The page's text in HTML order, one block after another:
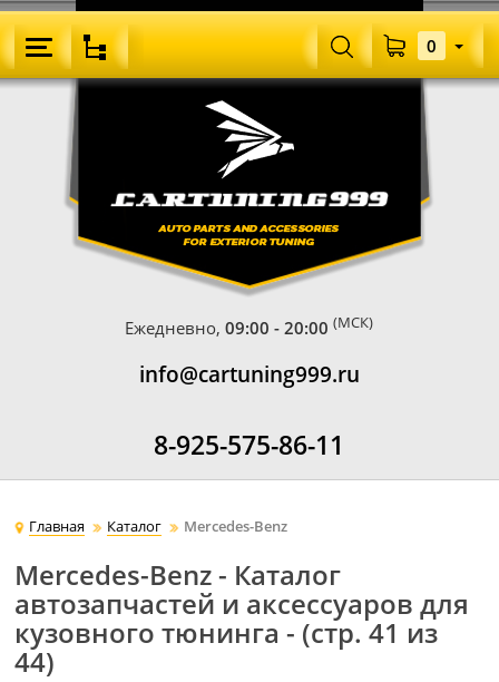
Ежедневно,09:00 - 20:00 (МСК)
info@cartuning999.ru
8-925-575-86-11
0
Главная Каталог Mercedes-Benz
Mercedes-Benz - Каталог
автозапчастей и аксессуаров для
кузовного тюнинга - (стр. 41 из
44)